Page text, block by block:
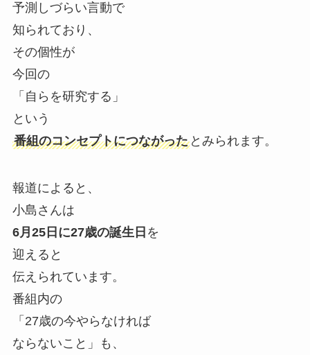
予測しづらい言動で
知られており、
その個性が
今回の
「自らを研究する」
という
番組のコンセプトにつながったとみられます。
報道によると、
小島さんは
6月25日に27歳の誕生日 を
迎えると
伝えられています。
番組内の
「27歳の今やらなければ
ならないこと」も、